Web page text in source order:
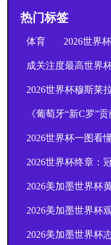
热门标签
体育 2026世界
成关注度最高世界
2026世界杯穆斯莱
《葡萄牙“新C罗”
2026世界杯一图看
2026世界杯终章：
2026美加墨世界杯
2026美加墨世界杯
2026美加墨世界杯